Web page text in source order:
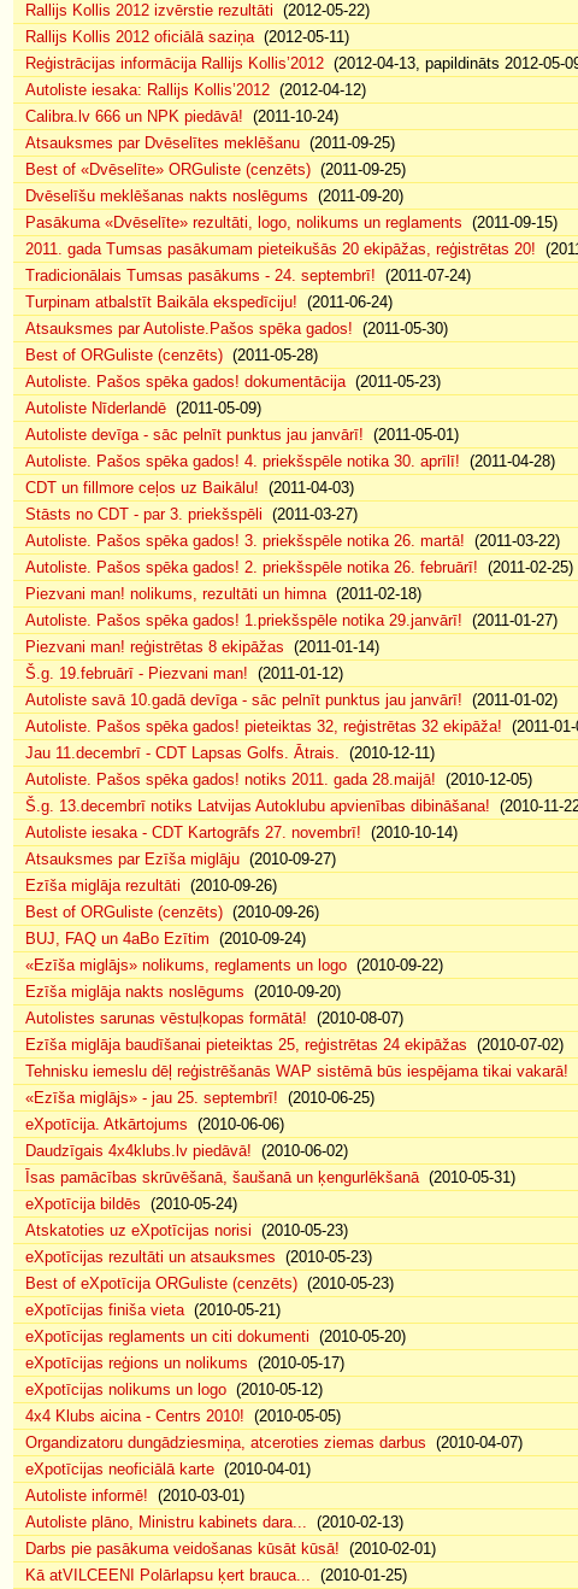
Rallijs Kollis 2012 izvērstie rezultāti (2012-05-22)
Rallijs Kollis 2012 oficiālā saziņa(2012-05-11)
Reģistrācijas informācija Rallijs Kollis’2012 (2012-04-13, papildināts 2012-05-
Autoliste iesaka: Rallijs Kollis’2012 (2012-04-12)
Calibra.lv 666 un NPK piedāvā! (2011-10-24)
Atsauksmes par Dvēselītes meklēšanu (2011-09-25)
Best of «Dvēselīte» ORGuliste (cenzēts) (2011-09-25)
Dvēselīšu meklēšanas nakts noslēgums (2011-09-20)
Pasākuma «Dvēselīte» rezultāti, logo, nolikums un reglaments (2011-09-15)
2011. gada Tumsas pasākumam pieteikušās 20 ekipāžas, reģistrētas 20!
Tradicionālais Tumsas pasākums - 24. septembrī! (2011-07-24)
Turpinam atbalstīt Baikāla ekspedīciju! (2011-06-24)
Atsauksmes par Autoliste.Pašos spēka gados! (2011-05-30)
Best of ORGuliste (cenzēts) (2011-05-28)
Autoliste. Pašos spēka gados! dokumentācija(2011-05-23)
Autoliste Nīderlandē (2011-05-09)
Autoliste devīga - sāc pelnīt punktus jau janvārī! (2011-05-01)
Autoliste. Pašos spēka gados! 4. priekšspēle notika 30. aprīlī! (2011-04-28)
CDT un fillmore ceļos uz Baikālu! (2011-04-03)
Stāsts no CDT - par 3. priekšspēli (2011-03-27)
Autoliste. Pašos spēka gados! 3. priekšspēle notika 26. martā! (2011-03-22)
Autoliste. Pašos spēka gados! 2. priekšspēle notika 26. februārī! (2011-02-25)
Piezvani man! nolikums, rezultāti un himna(2011-02-18)
Autoliste. Pašos spēka gados! 1.priekšspēle notika 29.janvārī! (2011-01-27)
Piezvani man! reģistrētas 8 ekipāžas (2011-01-14)
Š.g. 19.februārī - Piezvani man! (2011-01-12)
Autoliste savā 10.gadā devīga - sāc pelnīt punktus jau janvārī! (2011-01-02)
Autoliste. Pašos spēka gados! pieteiktas 32, reģistrētas 32 ekipāža! (2011-
Jau 11.decembrī - CDT Lapsas Golfs. Ātrais. (2010-12-11)
Autoliste. Pašos spēka gados! notiks 2011. gada 28.maijā! (2010-12-05)
Š.g. 13.decembrī notiks Latvijas Autoklubu apvienības dibināšana! (2010-11-
Autoliste iesaka - CDT Kartogrāfs 27. novembrī! (2010-10-14)
Atsauksmes par Ezīša miglāju (2010-09-27)
Ezīša miglāja rezultāti (2010-09-26)
Best of ORGuliste (cenzēts) (2010-09-26)
BUJ, FAQ un 4aBo Ezītim (2010-09-24)
«Ezīša miglājs» nolikums, reglaments un logo (2010-09-22)
Ezīša miglāja nakts noslēgums (2010-09-20)
Autolistes sarunas vēstuļkopas formātā! (2010-08-07)
Ezīša miglāja baudīšanai pieteiktas 25, reģistrētas 24 ekipāžas (2010-07-02)
Tehnisku iemeslu dēļ reģistrēšanās WAP sistēmā būs iespējama tikai vakarā!
«Ezīša miglājs» - jau 25. septembrī! (2010-06-25)
eXpotīcija. Atkārtojums (2010-06-06)
Daudzīgais 4x4klubs.lv piedāvā! (2010-06-02)
Īsas pamācības skrūvēšanā, šaušanā un ķengurlēkšanā(2010-05-31)
eXpotīcija bildēs (2010-05-24)
Atskatoties uz eXpotīcijas norisi (2010-05-23)
eXpotīcijas rezultāti un atsauksmes (2010-05-23)
Best of eXpotīcija ORGuliste (cenzēts) (2010-05-23)
eXpotīcijas finiša vieta(2010-05-21)
eXpotīcijas reglaments un citi dokumenti (2010-05-20)
eXpotīcijas reģions un nolikums (2010-05-17)
eXpotīcijas nolikums un logo (2010-05-12)
4x4 Klubs aicina - Centrs 2010! (2010-05-05)
Organdizatoru dungādziesmiņa, atceroties ziemas darbus (2010-04-07)
eXpotīcijas neoficiālā karte (2010-04-01)
Autoliste informē! (2010-03-01)
Autoliste plāno, Ministru kabinets dara... (2010-02-13)
Darbs pie pasākuma veidošanas kūsāt kūsā! (2010-02-01)
Kā atVILCEENI Polārlapsu ķert brauca... (2010-01-25)